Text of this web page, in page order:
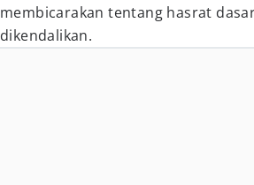
membicarakan tentang hasrat
dikendalikan.